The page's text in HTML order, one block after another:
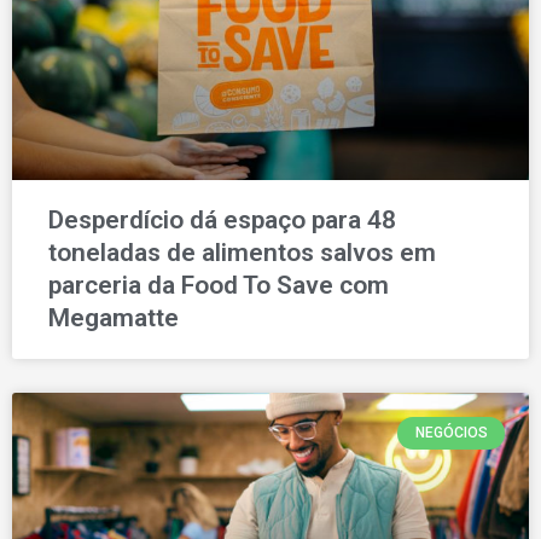
Desperdício dá espaço para 48
toneladas de alimentos salvos em
parceria da Food To Save com
Megamatte
NEGÓCIOS